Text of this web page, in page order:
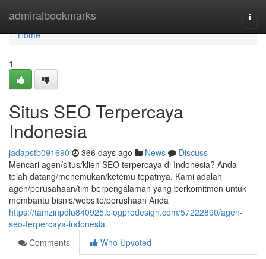
admiralbookmarks
Home
Home
1
Situs SEO Terpercaya
Indonesia
jadapstb091690 366 days ago News
Discuss
Mencari agen/situs/klien SEO terpercaya di Indonesia? Anda
telah datang/menemukan/ketemu tepatnya. Kami adalah
agen/perusahaan/tim berpengalaman yang berkomitmen untuk
membantu bisnis/website/perushaan Anda
https://tamzinpdlu840925.blogprodesign.com/57222890/agen-
seo-terpercaya-indonesia
Comments
Who Upvoted